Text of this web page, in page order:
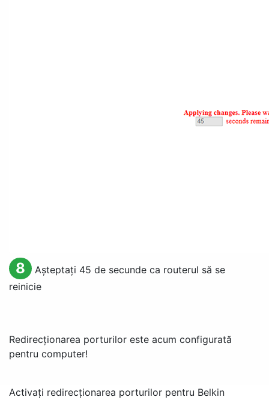
8
Așteptați 45 de secunde ca routerul să se
reinicie
Redirecționarea porturilor este acum configurată
pentru computer!
Activați redirecționarea porturilor pentru Belkin